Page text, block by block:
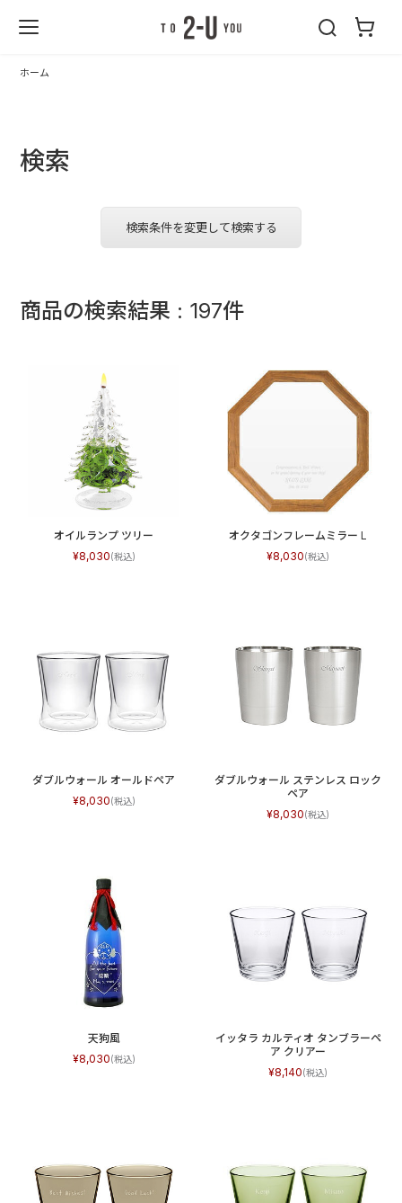
ホーム
検索
検索条件を変更して検索する
商品の検索結果 : 197件
オイルランプ ツリー
8,030
オクタゴンフレームミラー L
8,030
ダブルウォール オールドペア
8,030
ダブルウォール ステンレス ロック
ペア
8,030
天狗風
8,030
イッタラ カルティオ タンブラーペ
ア クリアー
8,140